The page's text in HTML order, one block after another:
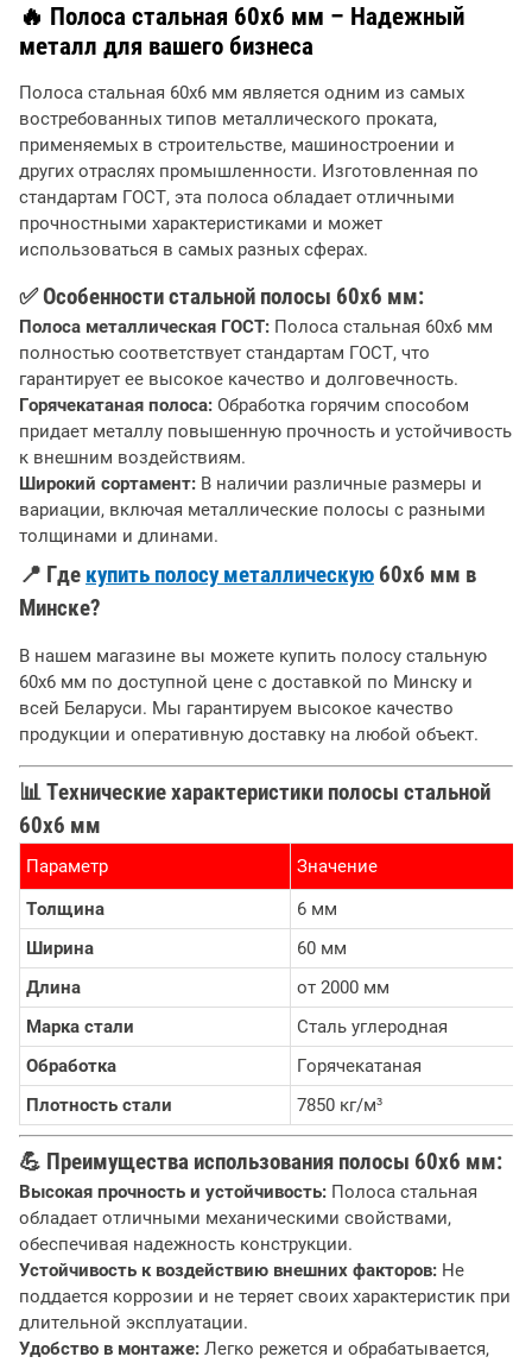
🔥 Полоса стальная 60х6 мм – Надежный
металл для вашего бизнеса
Полоса стальная 60х6 мм является одним из самых
востребованных типов металлического проката,
применяемых в строительстве, машиностроении и
других отраслях промышленности. Изготовленная по
стандартам ГОСТ, эта полоса обладает отличными
прочностными характеристиками и может
использоваться в самых разных сферах.
✅Особенности стальной полосы 60х6 мм:
Полоса металлическая ГОСТ: Полоса стальная 60х6 мм
полностью соответствует стандартам ГОСТ, что
гарантирует ее высокое качество и долговечность.
Горячекатаная полоса: Обработка горячим способом
придает металлу повышенную прочность и устойчивость
к внешним воздействиям.
Широкий сортамент: В наличии различные размеры и
вариации, включая металлические полосы с разными
толщинами и длинами.
📍 Где купить полосу металлическую 60х6 мм в
Минске?
В нашем магазине вы можете купить полосу стальную
60х6 мм по доступной цене с доставкой по Минску и
всей Беларуси. Мы гарантируем высокое качество
продукции и оперативную доставку на любой объект.
📊Технические характеристики полосы стальной
60х6 мм
Параметр
Значение
Толщина
6 мм
Ширина
60 мм
Длина
от 2000 мм
Марка стали
Сталь углеродная
Обработка
Горячекатаная
Плотность стали
7850 кг/м³
💪 Преимущества использования полосы 60х6 мм:
Высокая прочность и устойчивость: Полоса стальная
обладает отличными механическими свойствами,
обеспечивая надежность конструкции.
Устойчивость к воздействию внешних факторов: Не
поддается коррозии и не теряет своих характеристик при
длительной эксплуатации.
Удобство в монтаже: Легко режется и обрабатывается,